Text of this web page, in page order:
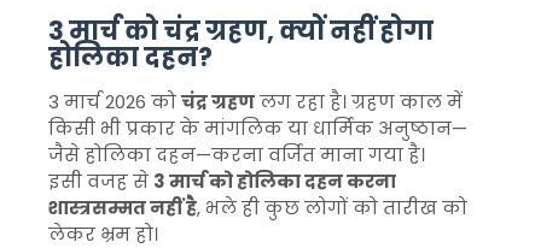
3 मार्च को चंद्र ग्रहण, क्यों नहीं होगा
होलिका दहन?
3 मार्च 2026 कोचंद्र ग्रहणलग रहा है। ग्रहण काल में
किसी भी प्रकार के मांगलिक या धार्मिक अनुष्ठान—
जैसे होलिका दहन—करना वर्जित माना गया है।
इसी वजह से 3 मार्च को होलिका दहन करना
शास्त्रसम्मत नहीं है, भले ही कुछ लोगों को तारीख को
लेकर भ्रम हो।